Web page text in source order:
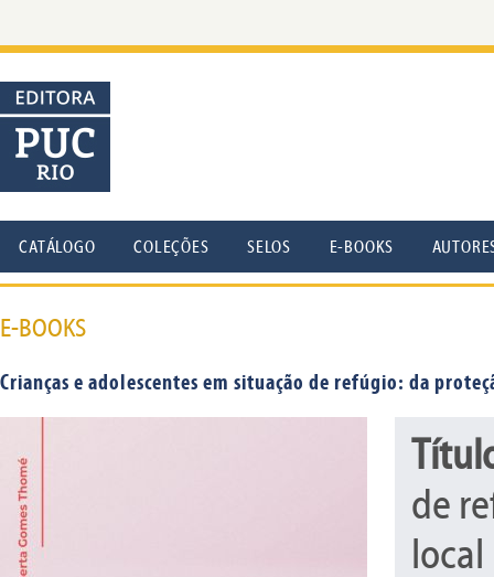
CATÁLOGO COLEÇÕES SELOS E-BOOKS
E-BOOKS
Crianças e adolescentes em situação de refúgio: da
de
local